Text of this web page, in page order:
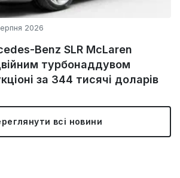
2026
Benz SLR McLaren
турбонаддувом
за 344 тисячі доларів
всі новини